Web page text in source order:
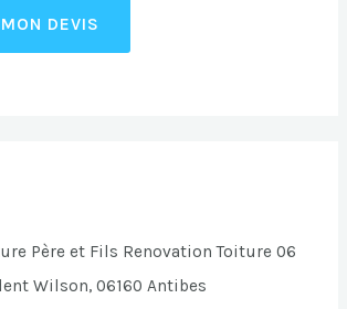
DEVIS
Père et Fils Renovation Toiture 06
Wilson, 06160 Antibes